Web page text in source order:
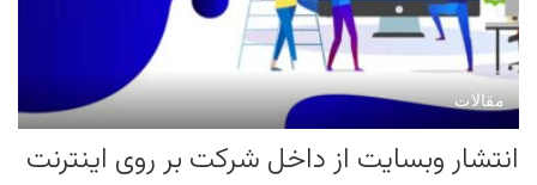
مقالات
انتشار وبسایت از داخل شرکت بر روی اینترنت